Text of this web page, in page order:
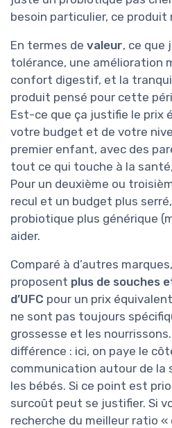
besoin particulier, ce produit
En termes de valeur, ce que
tolérance, une amélioration
confort digestif, et la
produit pensé pour cette
Est-ce que ça justifie le prix
votre budget et de votre
premier enfant, avec des
tout ce qui touche à la
Pour un deuxième ou
recul et un budget plus
probiotique plus générique
aider.
Comparé à d’autres
proposent plus de souches
d’UFC pour un prix
ne sont pas toujours
grossesse et les
différence : ici, on paye le
communication autour de la
les bébés. Si ce point est
surcoût peut se justifier. Si
recherche du meilleur ratio